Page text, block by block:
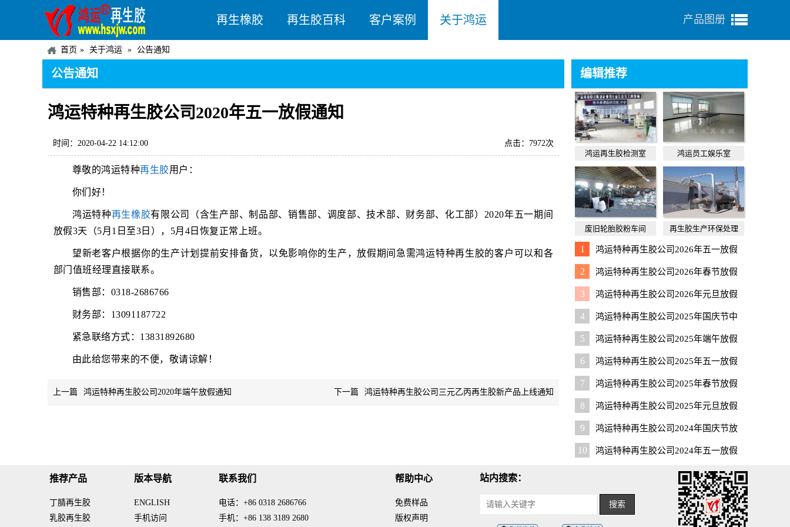
再生橡胶 再生胶百科 客户案例 关于鸿运 产品图册
首页 关于鸿运 公告通知
公告通知
鸿运特种再生胶公司2020年五一放假通知
时间：2020-04-22 14:12:00 点击：7972次
尊敬的鸿运特种再生胶用户：
你们好！
鸿运特种再生橡胶有限公司（含生产部、制品部、销售部、调度部、技术部、财务部、化工部）2020年五一期间
放假3天（5月1日至3日），5月4日恢复正常上班。
望新老客户根据你的生产计划提前安排备货，以免影响你的生产，放假期间急需鸿运特种再生胶的客户可以和各
部门值班经理直接联系。
销售部：0318-2686766
财务部：13091187722
紧急联络方式：13831892680
由此给您带来的不便，敬请谅解！
上一篇 鸿运特种再生胶公司2020年端午放假通知 下一篇 鸿运特种再生胶公司三元乙丙再生胶新产品上线通知
编辑推荐
鸿运再生胶检测室 鸿运员工娱乐室
废旧轮胎胶粉车间 再生胶生产环保处理
1
鸿运特种再生胶公司2026年五一放假
通知
2
鸿运特种再生胶公司2026年春节放假
通知
3
鸿运特种再生胶公司2026年元旦放假
通知
4
鸿运特种再生胶公司2025年国庆节中
秋节放假通知
5
鸿运特种再生胶公司2025年端午放假
通知
6
鸿运特种再生胶公司2025年五一放假
通知
7
鸿运特种再生胶公司2025年春节放假
通知
8
鸿运特种再生胶公司2025年元旦放假
通知
9
鸿运特种再生胶公司2024年国庆节放
假通知
10
鸿运特种再生胶公司2024年五一放假
推荐产品
丁腈再生胶
乳胶再生胶
版本导航
ENGLISH
手机访问
联系我们
电话：+86 0318 2686766
手机：+86 138 3189 2680
帮助中心
免费样品
版权声明
站内搜索：
搜索